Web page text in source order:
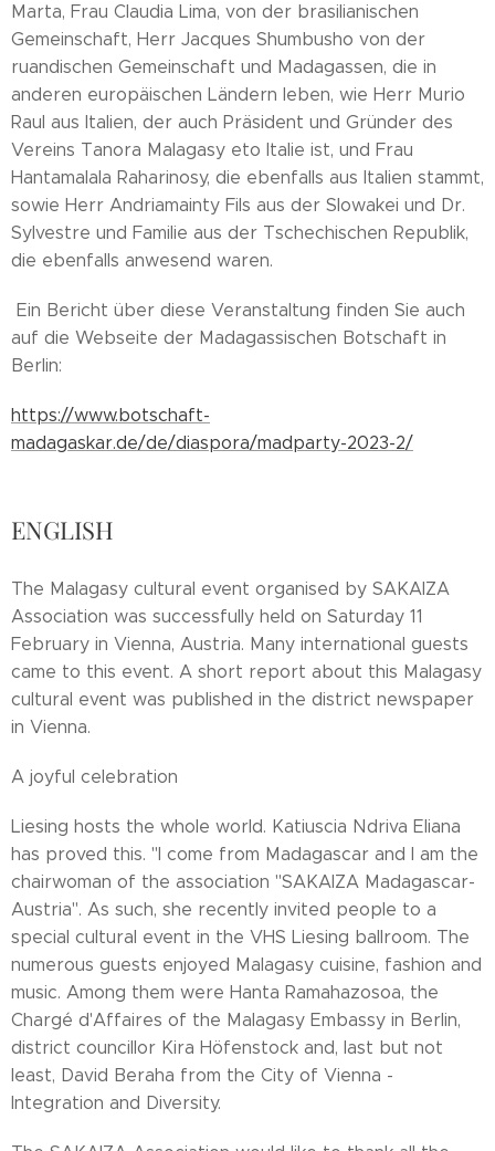
Marta, Frau Claudia Lima, von der brasilianischen
Gemeinschaft, Herr Jacques Shumbusho von der
ruandischen Gemeinschaft und Madagassen, die in
anderen europäischen Ländern leben, wie Herr Murio
Raul aus Italien, der auch Präsident und Gründer des
Vereins Tanora Malagasy eto Italie ist, und Frau
Hantamalala Raharinosy, die ebenfalls aus Italien stammt,
sowie Herr Andriamainty Fils aus der Slowakei und Dr.
Sylvestre und Familie aus der Tschechischen Republik,
die ebenfalls anwesend waren.
Ein Bericht über diese Veranstaltung finden Sie auch
auf die Webseite der Madagassischen Botschaft in
Berlin:
https://www.botschaft-
madagaskar.de/de/diaspora/madparty-2023-2/
ENGLISH
The Malagasy cultural event organised by SAKAIZA
Association was successfully held on Saturday 11
February in Vienna, Austria. Many international guests
came to this event. A short report about this Malagasy
cultural event was published in the district newspaper
in Vienna.
A joyful celebration
Liesing hosts the whole world. Katiuscia Ndriva Eliana
has proved this. "I come from Madagascar and I am the
chairwoman of the association "SAKAIZA Madagascar-
Austria". As such, she recently invited people to a
special cultural event in the VHS Liesing ballroom. The
numerous guests enjoyed Malagasy cuisine, fashion and
music. Among them were Hanta Ramahazosoa, the
Chargé d'Affaires of the Malagasy Embassy in Berlin,
district councillor Kira Höfenstock and, last but not
least, David Beraha from the City of Vienna -
Integration and Diversity.